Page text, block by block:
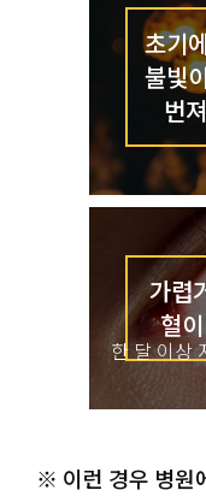
초기
불빛
번
가렵
혈이
한 달 이상
※ 이런 경우 병원